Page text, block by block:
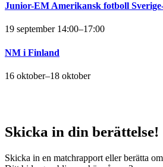
Junior-EM Amerikansk fotboll
19 september 14:00–17:00
NM i Finland
16 oktober–18 oktober
Skicka in din berättelse!
Skicka in en matchrapport eller berätta